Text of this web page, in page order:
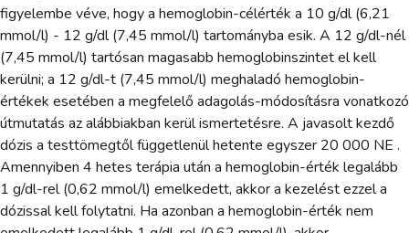
figyelembe véve, hogy a hemoglobin-célérték a 10 g/dl (6,21
mmol/l) - 12 g/dl (7,45 mmol/l) tartományba esik. A 12 g/dl-nél
(7,45 mmol/l) tartósan magasabb hemoglobinszintet el kell
kerülni; a 12 g/dl-t (7,45 mmol/l) meghaladó hemoglobin-
értékek esetében a megfelelő adagolás-módosításra vonatkozó
útmutatás az alábbiakban kerül ismertetésre. A javasolt kezdő
dózis a testtömegtől függetlenül hetente egyszer 20 000 NE .
Amennyiben 4 hetes terápia után a hemoglobin-érték legalább
1 g/dl-rel (0,62 mmol/l) emelkedett, akkor a kezelést ezzel a
dózissal kell folytatni. Ha azonban a hemoglobin-érték nem